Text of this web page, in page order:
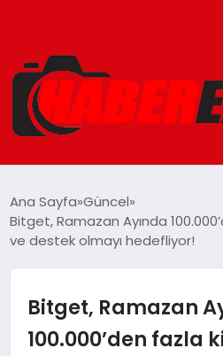
GÜNCEL
EKONOMI
Ana Sayfa Güncel
Bitget, Ramazan Ayında
ve destek olmayı hedefliyor!
Bitget, Ramazan
100.000’den fazla